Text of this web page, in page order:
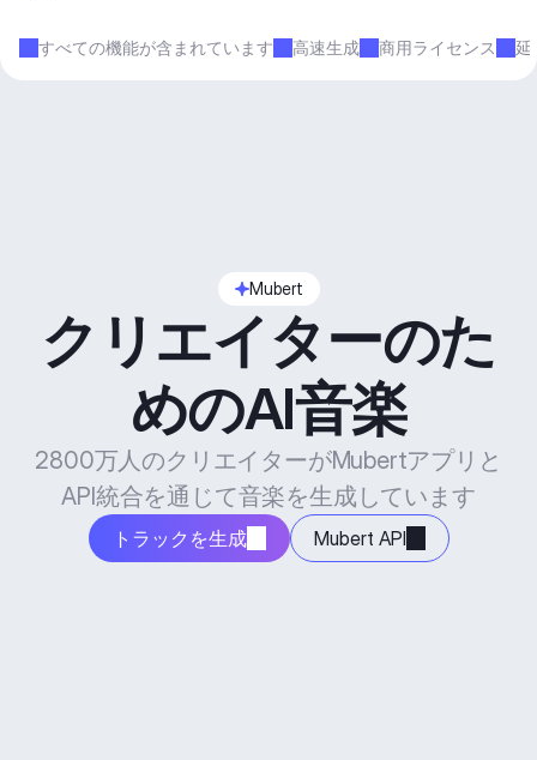
すべての機能が含まれています 高速生成 商用ライセンス 延
Mubert
クリエイターのた
めのAI音楽
2800万人のクリエイターがMubertアプリと
API統合を通じて音楽を生成しています
トラックを生成 Mubert API